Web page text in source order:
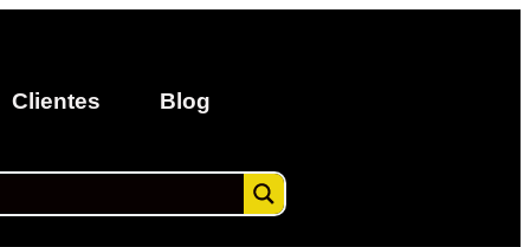
Clientes Blog